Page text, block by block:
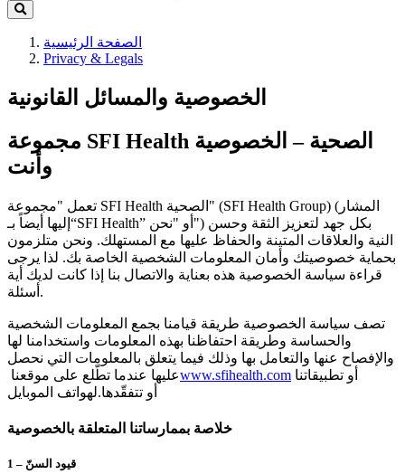
Search
الصفحة الرئيسية
Privacy & Legals
الخصوصية والمسائل القانونية
مجموعة SFI Health الصحية – الخصوصية
وأنت
تعمل "مجموعة SFI Health الصحية" (SFI Health Group) (المشار
إليها أيضاً بـ“SFI Health” أو "نحن") بكل جهد لتعزيز الثقة وحسن
النية والعلاقات المتينة والحفاظ عليها مع المستهلك. ونحن متلزمون
بحماية خصوصيتك وأمان المعلومات الشخصية الخاصة بك. لذا يرجى
قراءة سياسة الخصوصية هذه بعناية والاتصال بنا إذا كانت لديك أية
أسئلة.
تصف سياسة الخصوصية طريقة قيامنا بجمع المعلومات الشخصية
والحساسة وطريقة احتفاظنا بهذه المعلومات واستخدامنا لها
والإفصاح عنها والتعامل بها وذلك فيما يتعلق بالمعلومات التي نحصل
عليها عندما تطّلع على موقعناwww.sfihealth.com أو تطبيقاتنا
لهواتف الموبايلأو تتفقّدها.
1 – قيود السنّ